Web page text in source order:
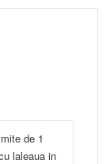
de 1
laleaua in